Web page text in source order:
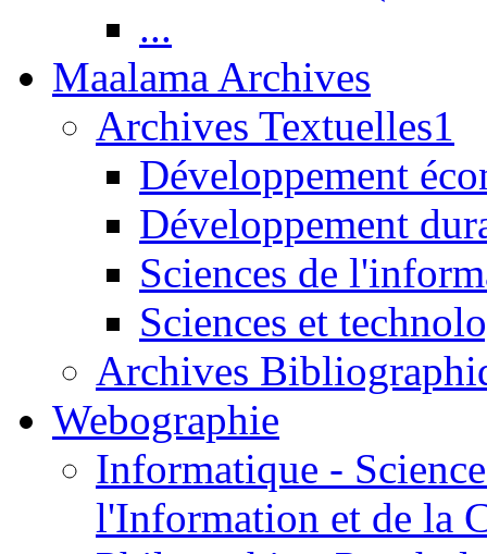
...
Maalama Archives
Archives Textuelles1
Développement
Développement
Sciences de
Sciences et
Archives
Webographie
Informatique -
l'Information et de la